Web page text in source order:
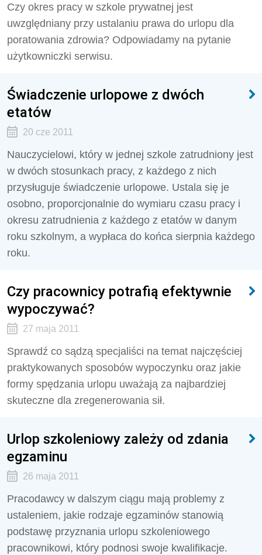
Czy okres pracy w szkole prywatnej jest
uwzględniany przy ustalaniu prawa do urlopu dla
poratowania zdrowia? Odpowiadamy na pytanie
użytkowniczki serwisu.
Świadczenie urlopowe z dwóch
etatów
20 cze 2011
Nauczycielowi, który w jednej szkole zatrudniony jest
w dwóch stosunkach pracy, z każdego z nich
przysługuje świadczenie urlopowe. Ustala się je
osobno, proporcjonalnie do wymiaru czasu pracy i
okresu zatrudnienia z każdego z etatów w danym
roku szkolnym, a wypłaca do końca sierpnia każdego
roku.
Czy pracownicy potrafią efektywnie
wypoczywać?
27 maja 2011
Sprawdź co sądzą specjaliści na temat najczęściej
praktykowanych sposobów wypoczynku oraz jakie
formy spędzania urlopu uważają za najbardziej
skuteczne dla zregenerowania sił.
Urlop szkoleniowy zależy od zdania
egzaminu
26 maja 2011
Pracodawcy w dalszym ciągu mają problemy z
ustaleniem, jakie rodzaje egzaminów stanowią
podstawę przyznania urlopu szkoleniowego
pracownikowi, który podnosi swoje kwalifikacje.